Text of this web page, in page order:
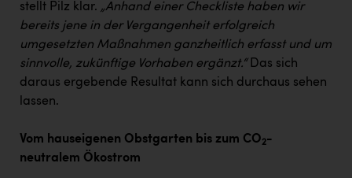
stellt Pilz klar. „Anhand einer Checkliste haben wir
bereits jene in der Vergangenheit erfolgreich
umgesetzten Maßnahmen ganzheitlich erfasst und um
sinnvolle, zukünftige Vorhaben ergänzt.“Das sich
daraus ergebende Resultat kann sich durchaus sehen
lassen.
Vom hauseigenen Obstgarten bis zum CO2-
neutralem Ökostrom